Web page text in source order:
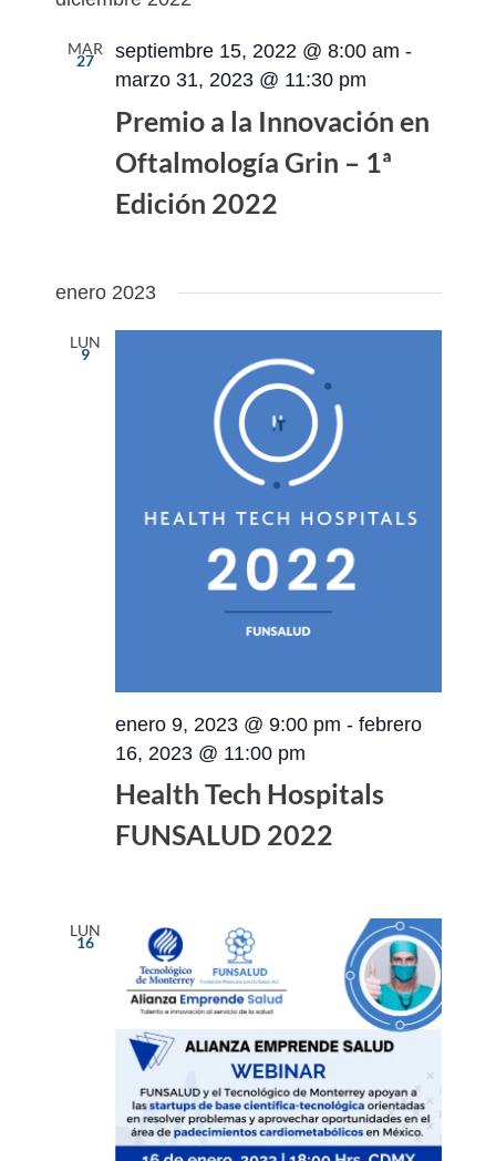
de
Eventos
MAR
27 septiembre 15, 2022 @ 8:00 am -
marzo 31, 2023 @ 11:30 pm
Premio a la Innovación en
Oftalmología Grin – 1ª
Edición 2022
enero 2023
LUN
9
enero 9, 2023 @ 9:00 pm - febrero
16, 2023 @ 11:00 pm
Health Tech Hospitals
FUNSALUD 2022
LUN
16